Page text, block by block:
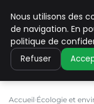
Accueil Écologie et
Nous utilisons des
de navigation. En
politique de
Refuser